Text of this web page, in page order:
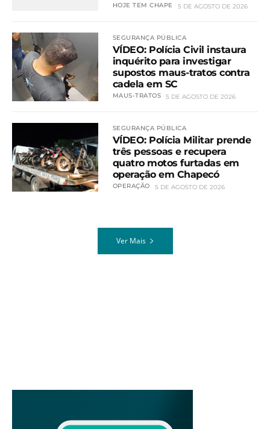
HOJE TEM CHAPE 5 DE AGOSTO DE 2026
SEGURANÇA PÚBLICA
VÍDEO: Polícia Civil instaura
inquérito para investigar
supostos maus-tratos contra
cadela em SC
MAUS-TRATOS 5 DE AGOSTO DE 2026
SEGURANÇA PÚBLICA
VÍDEO: Polícia Militar prende
três pessoas e recupera
quatro motos furtadas em
operação em Chapecó
OPERAÇÃO 5 DE AGOSTO DE 2026
Ver Mais